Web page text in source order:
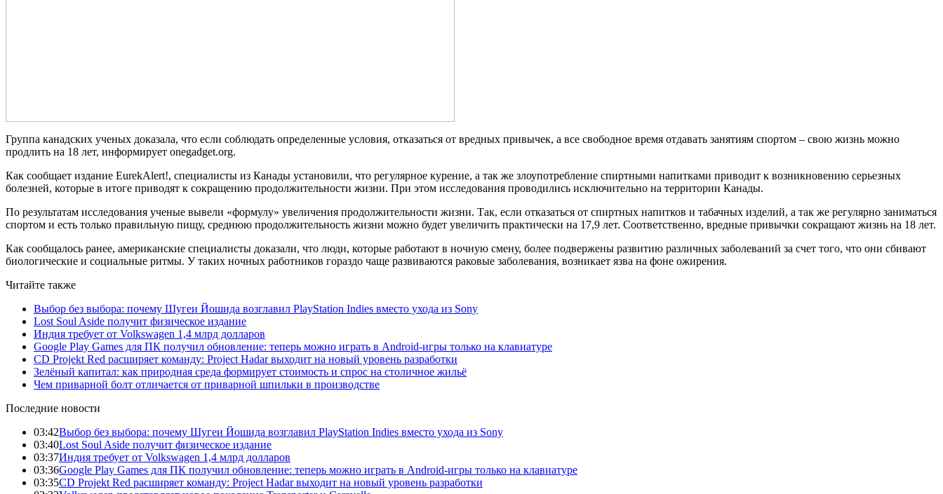
Группа канадских ученых доказала, что если соблюдать определенные условия, отказаться от вредных привычек, а все свободное время отдавать занятиям спортом – свою жизнь можно
продлить на 18 лет, информирует onegadget.org.
Как сообщает издание EurekAlert!, специалисты из Канады установили, что регулярное курение, а так же злоупотребление спиртными напитками приводит к возникновению серьезных
болезней, которые в итоге приводят к сокращению продолжительности жизни. При этом исследования проводились исключительно на территории Канады.
По результатам исследования ученые вывели «формулу» увеличения продолжительности жизни. Так, если отказаться от спиртных напитков и табачных изделий, а так же регулярно заниматься
спортом и есть только правильную пищу, среднюю продолжительность жизни можно будет увеличить практически на 17,9 лет. Соответственно, вредные привычки сокращают жизнь на 18 лет.
Как сообщалось ранее, американские специалисты доказали, что люди, которые работают в ночную смену, более подвержены развитию различных заболеваний за счет того, что они сбивают
биологические и социальные ритмы. У таких ночных работников гораздо чаще развиваются раковые заболевания, возникает язва на фоне ожирения.
Читайте также
Выбор без выбора: почему Шугеи Йошида возглавил PlayStation Indies вместо ухода из Sony
Lost Soul Aside получит физическое издание
Индия требует от Volkswagen 1,4 млрд долларов
Google Play Games для ПК получил обновление: теперь можно играть в Android-игры только на клавиатуре
CD Projekt Red расширяет команду: Project Hadar выходит на новый уровень разработки
Зелёный капитал: как природная среда формирует стоимость и спрос на столичное жильё
Чем приварной болт отличается от приварной шпильки в производстве
Последние новости
03:42Выбор без выбора: почему Шугеи Йошида возглавил PlayStation Indies вместо ухода из Sony
03:40Lost Soul Aside получит физическое издание
03:37Индия требует от Volkswagen 1,4 млрд долларов
03:36Google Play Games для ПК получил обновление: теперь можно играть в Android-игры только на клавиатуре
03:35CD Projekt Red расширяет команду: Project Hadar выходит на новый уровень разработки